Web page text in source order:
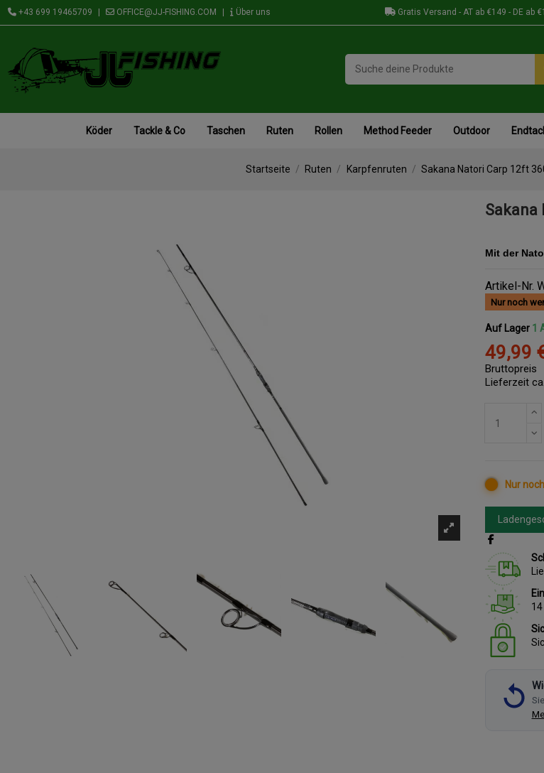
+43 699 19465709 OFFICE@JJ-FISHING.COM Über uns Gratis Versand - AT ab €149 - DE ab
Köder Tackle & Co Taschen Ruten Rollen Method Feeder Outdoor
Startseite Ruten Karpfenruten Sakana Natori Carp 12ft
Sakana
Mit der
Artikel-Nr.
Nur noch
Auf Lager 1
49,99
Bruttopreis
Lieferzeit
Nur